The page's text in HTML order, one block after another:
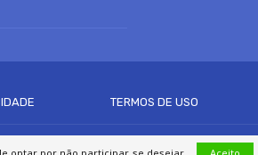
TERMOS DE USO